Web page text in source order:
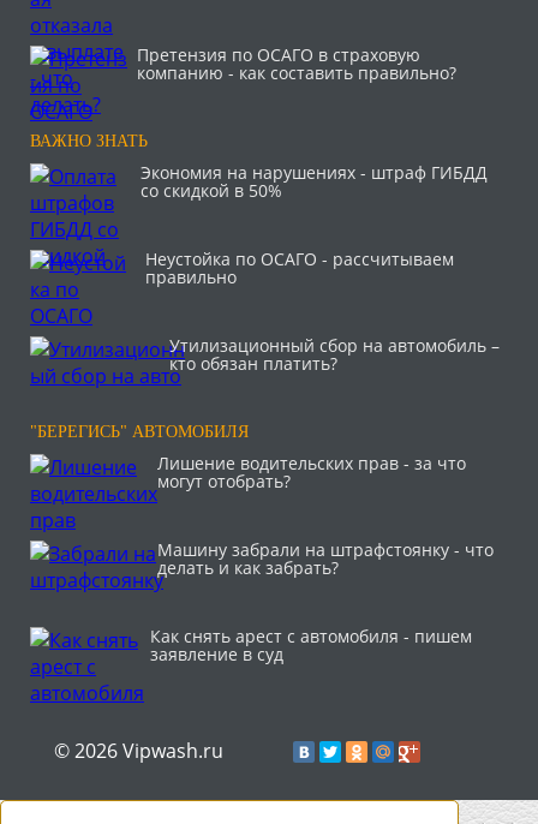
Претензия по ОСАГО в страховую
компанию - как составить правильно?
ВАЖНО ЗНАТЬ
Экономия на нарушениях - штраф ГИБДД
со скидкой в 50%
Неустойка по ОСАГО - рассчитываем
правильно
Утилизационный сбор на автомобиль –
кто обязан платить?
"БЕРЕГИСЬ" АВТОМОБИЛЯ
Лишение водительских прав - за что
могут отобрать?
Машину забрали на штрафстоянку - что
делать и как забрать?
Как снять арест с автомобиля - пишем
заявление в суд
© 2026 Vipwash.ru